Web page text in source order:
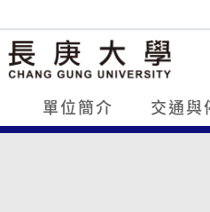
單位簡介 交通與